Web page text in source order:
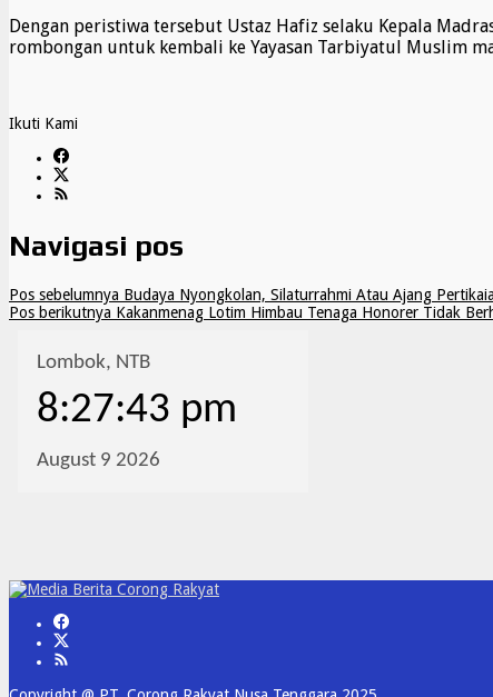
Dengan peristiwa tersebut Ustaz Hafiz selaku Kepala
rombongan untuk kembali ke Yayasan Tarbiyatul Muslim
Ikuti Kami
Navigasi pos
Pos sebelumnya Budaya Nyongkolan, Silaturrahmi Atau Ajang
Pos berikutnya Kakanmenag Lotim Himbau Tenaga Honorer Tidak